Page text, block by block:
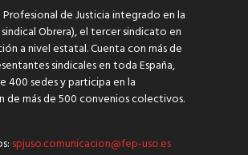
de Justicia integrado en la
Obrera), el tercer sindicato en
a nivel estatal. Cuenta con más de
sindicales en toda España,
400 sedes y participa en la
de más de 500 convenios colectivos.
spjuso.comunicacion@fep-uso.es